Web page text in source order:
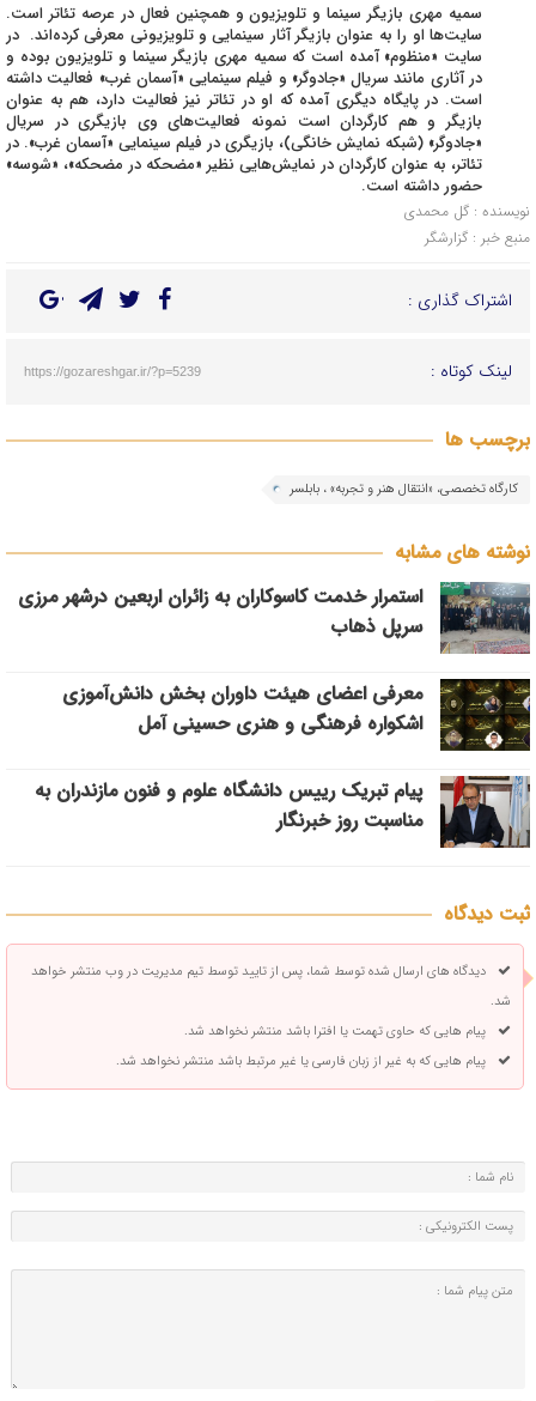
سمیه مهری بازیگر سینما و تلویزیون‌ و همچنین فعال در عرصه تئاتر است.
سایت‌ها او را به عنوان بازیگر آثار سینمایی و تلویزیونی معرفی کرده‌اند. در
سایت «منظوم» آمده است که سمیه مهری بازیگر سینما و تلویزیون بوده و
در آثاری مانند سریال «جادوگر» و فیلم سینمایی «آسمان غرب» فعالیت داشته
است. در پایگاه‌ دیگری آمده که او در تئاتر نیز فعالیت دارد، هم به عنوان
بازیگر و هم کارگردان است نمونه فعالیت‌های وی بازیگری در سریال
«جادوگر» (شبکه نمایش خانگی)، بازیگری در فیلم سینمایی «آسمان غرب». در
تئاتر، به عنوان کارگردان در نمایش‌هایی نظیر «مضحکه در مضحکه»، «شوسه»
حضور داشته است.
نویسنده : گل محمدی
منبع خبر : گزارشگر
اشتراک گذاری :
لینک کوتاه : https://gozareshgar.ir/?p=5239
برچسب ها
کارگاه تخصصی، «انتقال هنر و تجربه» ، بابلسر
نوشته های مشابه
استمرار خدمت کاسوکاران به زائران اربعین درشهر مرزی
سرپل ذهاب
معرفی اعضای هیئت داوران بخش دانش‌آموزی
اشکواره فرهنگی و هنری حسینی آمل
پیام تبریک رییس دانشگاه علوم و فنون مازندران به
مناسبت روز خبرنگار
ثبت دیدگاه
دیدگاه های ارسال شده توسط شما، پس از تایید توسط تیم مدیریت در وب منتشر خواهد
شد.
پیام هایی که حاوی تهمت یا افترا باشد منتشر نخواهد شد.
پیام هایی که به غیر از زبان فارسی یا غیر مرتبط باشد منتشر نخواهد شد.